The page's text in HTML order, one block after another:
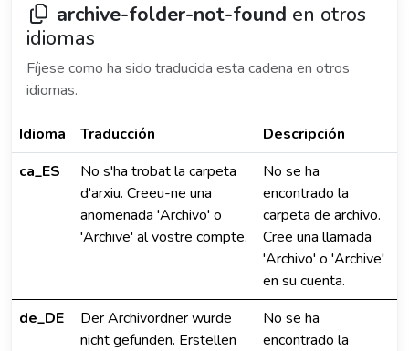
archive-folder-not-found en otros
idiomas
Fíjese como ha sido traducida esta cadena en otros
idiomas.
Idioma Traducción
Descripción
ca_ES
No s'ha trobat la carpeta
d'arxiu. Creeu-ne una
anomenada 'Archivo' o
'Archive' al vostre compte.
No se ha
encontrado la
carpeta de archivo.
Cree una llamada
'Archivo' o 'Archive'
en su cuenta.
de_DE
Der Archivordner wurde
nicht gefunden. Erstellen
No se ha
encontrado la